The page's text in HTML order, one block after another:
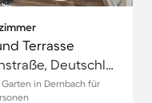
Terrasse
Gleisweiler, Südliche Weinstraße, Deutschland
in Dernbach für